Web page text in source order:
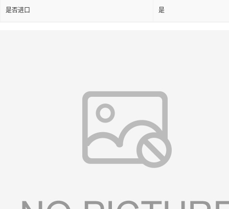
是否进口 是